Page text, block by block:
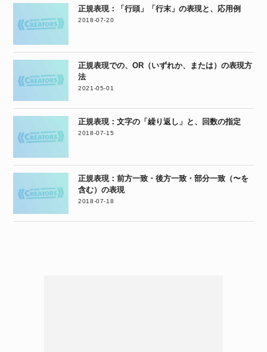
正規表現：「行頭」「行末」の表現と、応用例
2018-07-20
正規表現での、OR（いずれか、または）の表現方
法
2021-05-01
正規表現：文字の「繰り返し」と、回数の指定
2018-07-15
正規表現：前方一致・後方一致・部分一致（〜を
含む）の表現
2018-07-18